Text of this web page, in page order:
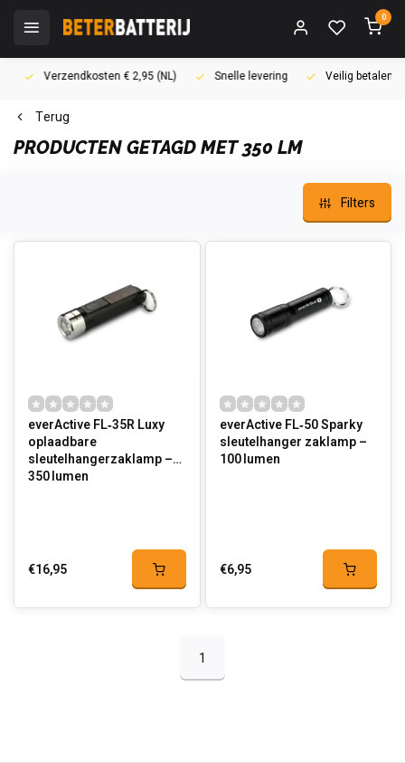
0
Verzendkosten € 2,95 (NL) Snelle levering Veilig betalen
Terug
PRODUCTEN GETAGD MET 350 LM
Filters
everActive FL‑35R Luxy
oplaadbare
sleutelhangerzaklamp –
350 lumen
€16,95
everActive FL‑50 Sparky
sleutelhanger zaklamp –
100 lumen
€6,95
1